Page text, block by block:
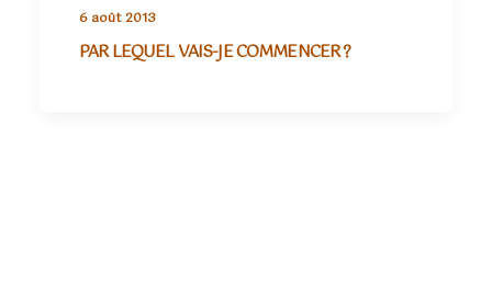
6 août 2013
PAR LEQUEL VAIS-JE COMMENCER ?